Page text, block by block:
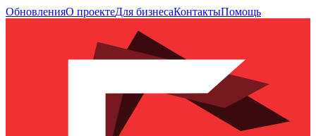
ОбновленияО проектеДля бизнесаКонтактыПомощь